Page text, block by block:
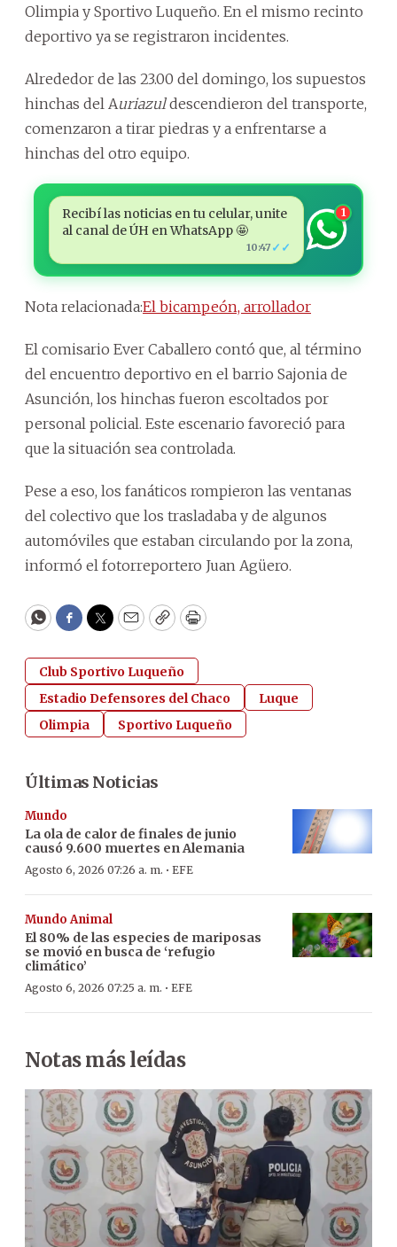
Olimpia y Sportivo Luqueño. En el mismo recinto
deportivo ya se registraron incidentes.
Alrededor de las 23.00 del domingo, los supuestos
hinchas del Auriazuldescendieron del transporte,
comenzaron a tirar piedras y a enfrentarse a
hinchas del otro equipo.
Recibí las noticias en tu celular, unite
al canal de ÚH en WhatsApp 🤩
10:47 ✓✓
1
Nota relacionada:El bicampeón, arrollador
El comisario Ever Caballero contó que, al término
del encuentro deportivo en el barrio Sajonia de
Asunción, los hinchas fueron escoltados por
personal policial. Este escenario favoreció para
que la situación sea controlada.
Pese a eso, los fanáticos rompieron las ventanas
del colectivo que los trasladaba y de algunos
automóviles que estaban circulando por la zona,
informó el fotorreportero Juan Agüero.
WhatsApp
Facebook
Twitter
EmailCopyPrint
Club Sportivo Luqueño
Estadio Defensores del Chaco
Luque
Olimpia
Sportivo Luqueño
Últimas Noticias
Mundo
La ola de calor de finales de junio
causó 9.600 muertes en Alemania
Agosto 6, 2026 07:26 a. m. · EFE
Mundo Animal
El 80% de las especies de mariposas
se movió en busca de ‘refugio
climático’
Agosto 6, 2026 07:25 a. m. · EFE
Notas más leídas